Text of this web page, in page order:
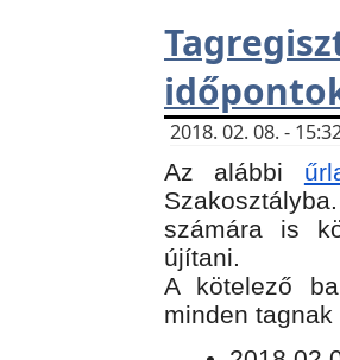
2018. 02. 08. -
Az alábbi
számára is
újítani.
​A kötelező
minden